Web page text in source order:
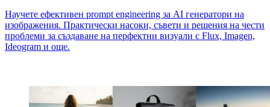
Научете ефективен prompt engineering за AI генератори на
изображения. Практически насоки, съвети и решения на чести
проблеми за създаване на перфектни визуали с Flux, Imagen,
Ideogram и още.